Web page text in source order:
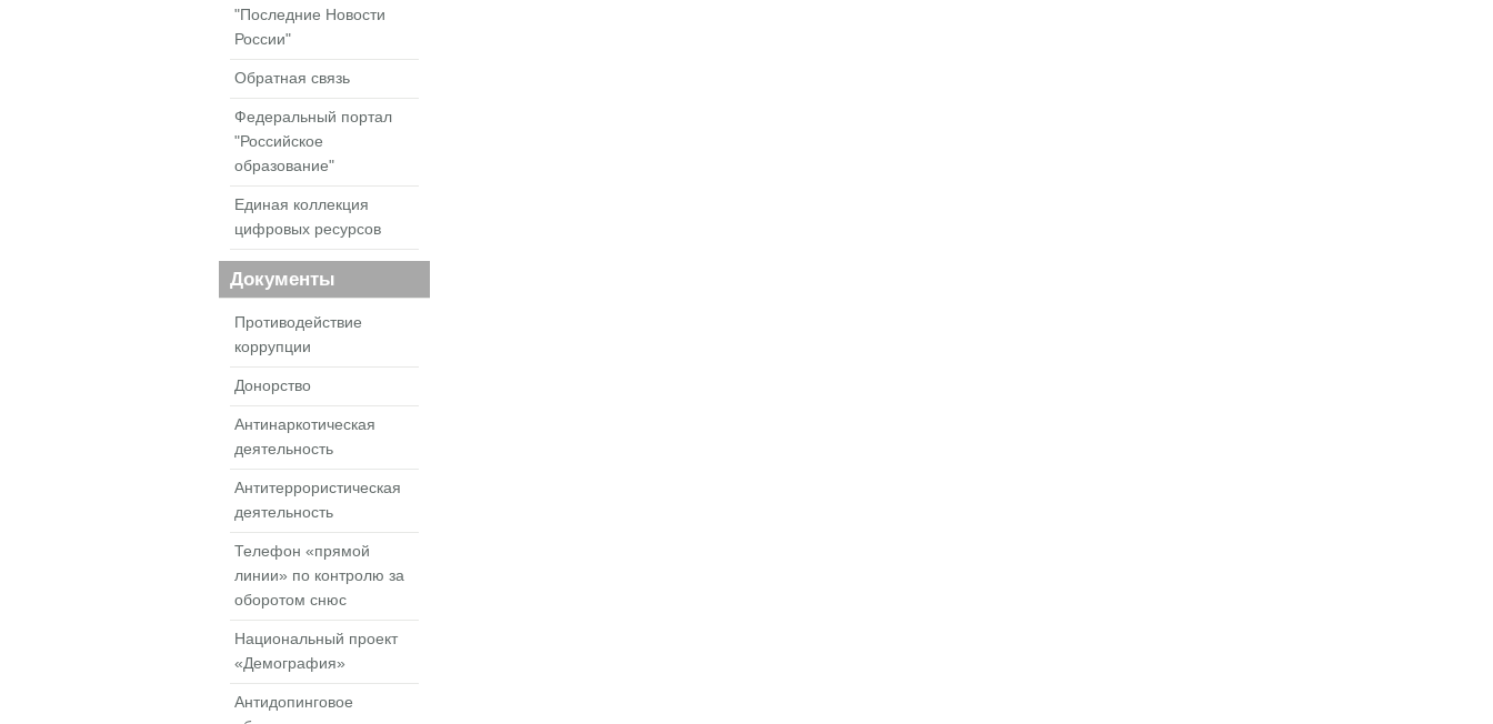
"Последние Новости
России"
Обратная связь
Федеральный портал
"Российское
образование"
Единая коллекция
цифровых ресурсов
Документы
Противодействие
коррупции
Донорство
Антинаркотическая
деятельность
Антитеррористическая
деятельность
Телефон «прямой
линии» по контролю за
оборотом снюс
Национальный проект
«Демография»
Антидопинговое